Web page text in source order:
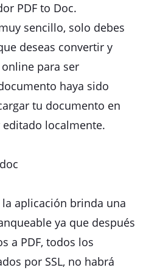
PDF to Doc.
sencillo, solo debes
deseas convertir y
para ser
haya sido
tu documento en
localmente.
aplicación brinda una
ya que después
a PDF, todos los
por SSL, no habrá